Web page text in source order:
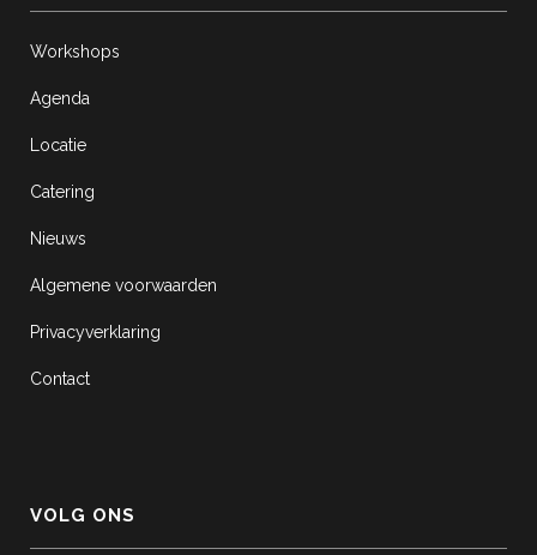
Workshops
Agenda
Locatie
Catering
Nieuws
Algemene voorwaarden
Privacyverklaring
Contact
VOLG ONS